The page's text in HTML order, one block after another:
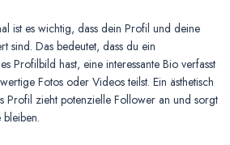
ist es wichtig, dass dein Profil und deine
sind. Das bedeutet, dass du ein
Profilbild hast, eine interessante Bio verfasst
Fotos oder Videos teilst. Ein ästhetisch
Profil zieht potenzielle Follower an und sorgt